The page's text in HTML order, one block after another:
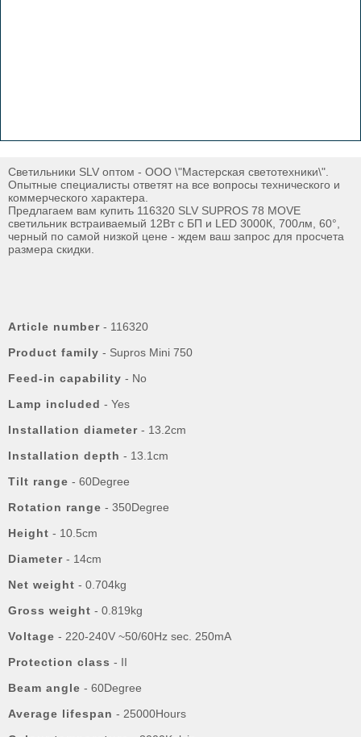
Светильники SLV оптом - ООО \"Мастерская светотехники\".
Опытные специалисты ответят на все вопросы технического и
коммерческого характера.
Предлагаем вам купить 116320 SLV SUPROS 78 MOVE
светильник встраиваемый 12Вт с БП и LED 3000К, 700лм, 60°,
черный по самой низкой цене - ждем ваш запрос для просчета
размера скидки.
Article number - 116320
Product family - Supros Mini 750
Feed-in capability - No
Lamp included - Yes
Installation diameter - 13.2cm
Installation depth - 13.1cm
Tilt range - 60Degree
Rotation range - 350Degree
Height - 10.5cm
Diameter - 14cm
Net weight - 0.704kg
Gross weight - 0.819kg
Voltage - 220-240V ~50/60Hz sec. 250mA
Protection class - II
Beam angle - 60Degree
Average lifespan - 25000Hours